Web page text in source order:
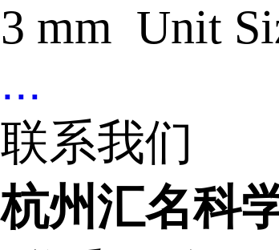
3 mm Unit
...
联系我们
杭州汇名科